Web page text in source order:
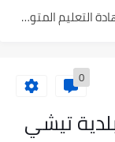
الآن سحب كشف النقاط لشهادة التعليم المتوسط 2025
حساب معدل شهادة التعليم المتوسط بيام 2025
0
تيشي